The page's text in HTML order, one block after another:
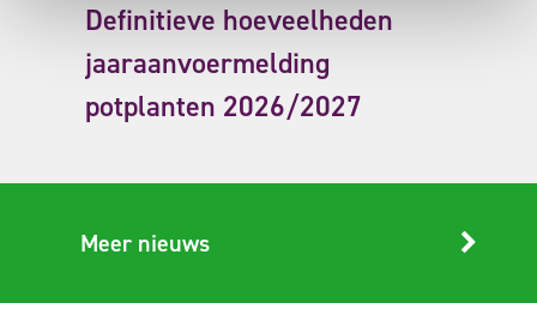
Definitieve hoeveelheden
jaaraanvoermelding
potplanten 2026/2027
Meer nieuws